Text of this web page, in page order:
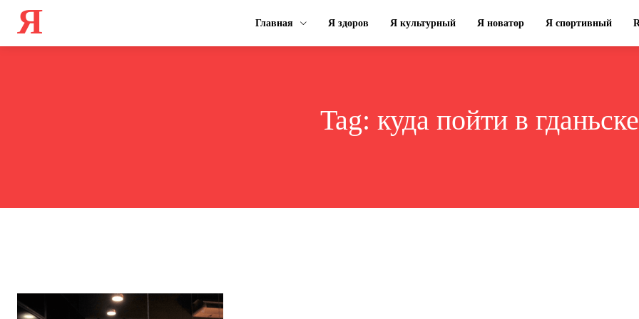
Я Главная Я здоров Я культурный Я новатор Я спортивный
Tag: куда пойти в гданьске